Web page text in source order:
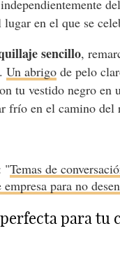
en el que se
sencillo,
Un abrigode pelo
tu vestido negro en
frío en el camino del
"Temas de
para no
para tu